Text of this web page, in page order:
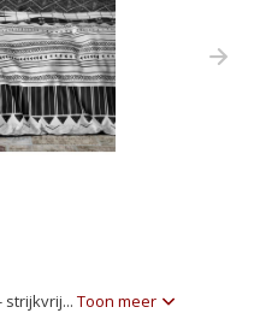
strijkvrij...Toon meer